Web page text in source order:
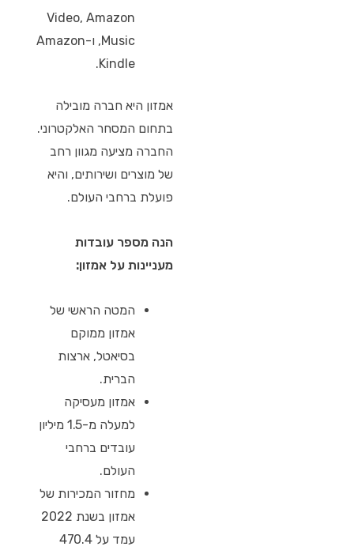
Video, Amazon
Music, ו-Amazon
Kindle.
אמזון היא חברה מובילה
בתחום המסחר האלקטרוני.
החברה מציעה מגוון רחב
של מוצרים ושירותים, והיא
פועלת ברחבי העולם.
הנה מספר עובדות
מעניינות על אמזון:
המטה הראשי של
אמזון ממוקם
בסיאטל, ארצות
הברית.
אמזון מעסיקה
למעלה מ-1.5 מיליון
עובדים ברחבי
העולם.
מחזור המכירות של
אמזון בשנת 2022
עמד על 470.4